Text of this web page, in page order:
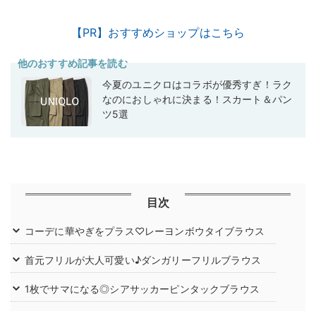
【PR】おすすめショップはこちら
他のおすすめ記事を読む
今夏のユニクロはコラボが優秀すぎ！ラク
なのにおしゃれに決まる！スカート＆パン
ツ5選
目次
コーデに華やぎをプラス♡レーヨンボウタイブラウス
首元フリルが大人可愛い♪ダンガリーフリルブラウス
1枚でサマになる◎シアサッカーピンタックブラウス